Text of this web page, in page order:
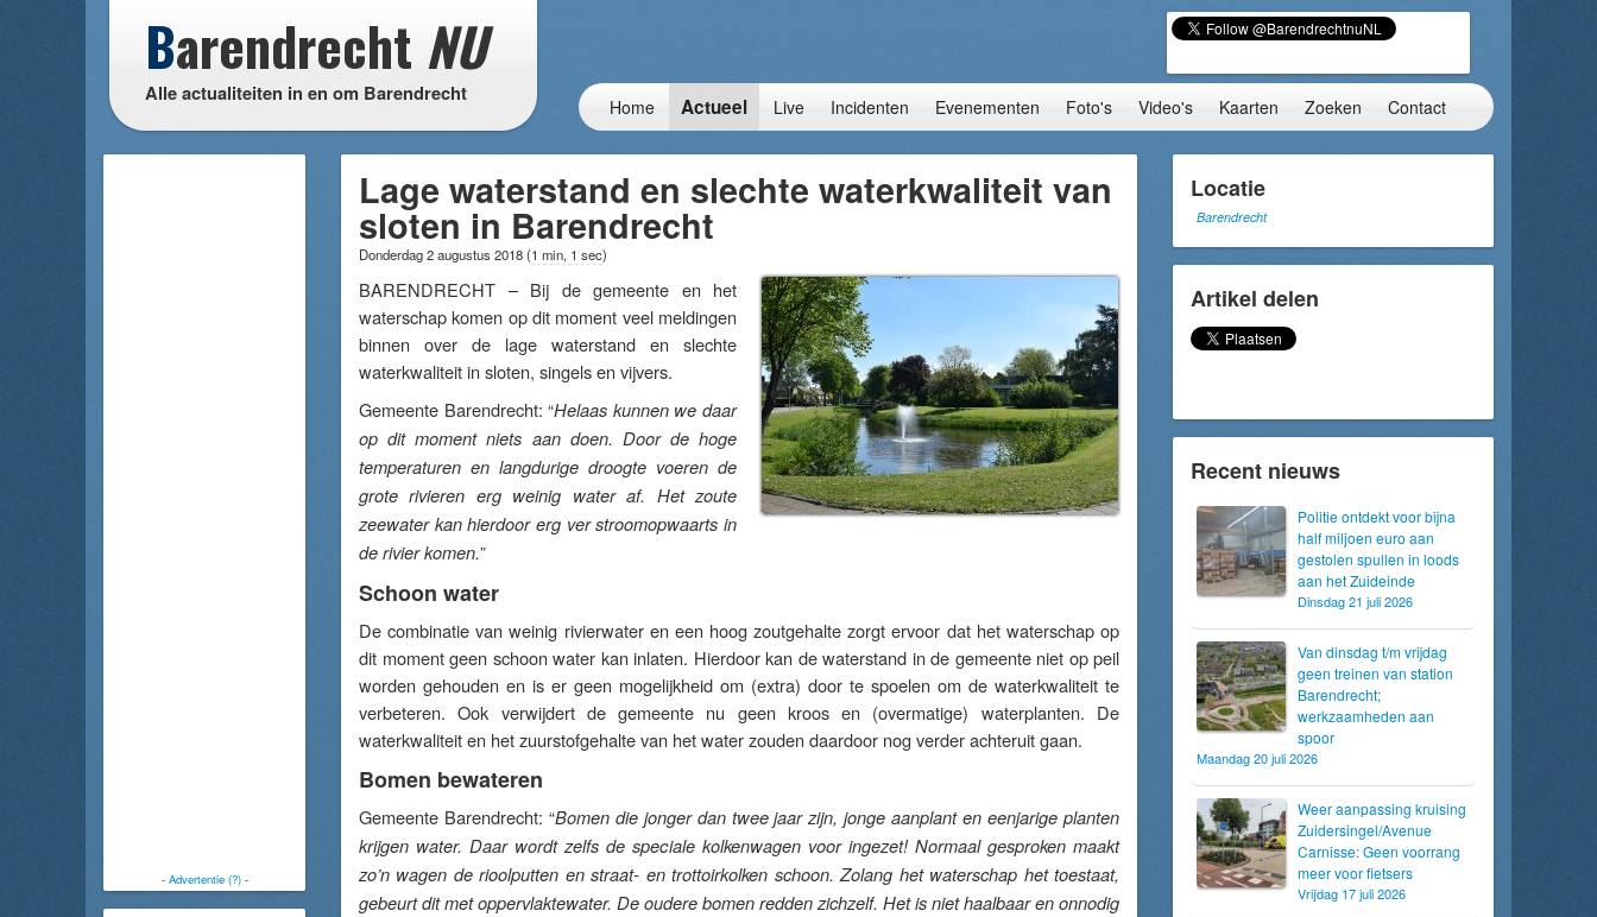
Barendrecht NU
Alle actualiteiten in en om Barendrecht
Home Actueel Live Incidenten Evenementen Foto's Video's Kaarten Zoeken Contact
- Advertentie (?)-
Lage waterstand en slechte waterkwaliteit van
sloten in Barendrecht
Donderdag 2 augustus 2018(1 min, 1 sec)
BARENDRECHT – Bij de gemeente en het
waterschap komen op dit moment veel meldingen
binnen over de lage waterstand en slechte
waterkwaliteit in sloten, singels en vijvers.
Gemeente Barendrecht: “Helaas kunnen we daar
op dit moment niets aan doen. Door de hoge
temperaturen en langdurige droogte voeren de
grote rivieren erg weinig water af. Het zoute
zeewater kan hierdoor erg ver stroomopwaarts in
de rivier komen.”
Schoon water
De combinatie van weinig rivierwater en een hoog zoutgehalte zorgt ervoor dat het waterschap op
dit moment geen schoon water kan inlaten. Hierdoor kan de waterstand in de gemeente niet op peil
worden gehouden en is er geen mogelijkheid om (extra) door te spoelen om de waterkwaliteit te
verbeteren. Ook verwijdert de gemeente nu geen kroos en (overmatige) waterplanten. De
waterkwaliteit en het zuurstofgehalte van het water zouden daardoor nog verder achteruit gaan.
Bomen bewateren
Gemeente Barendrecht: “Bomen die jonger dan twee jaar zijn, jonge aanplant en eenjarige planten
krijgen water. Daar wordt zelfs de speciale kolkenwagen voor ingezet! Normaal gesproken maakt
zo’n wagen de rioolputten en straat- en trottoirkolken schoon. Zolang het waterschap het toestaat,
gebeurt dit met oppervlaktewater. De oudere bomen redden zichzelf. Het is niet haalbaar en onnodig
Locatie
Barendrecht
Artikel delen
Recent nieuws
Politie ontdekt voor bijna
half miljoen euro aan
gestolen spullen in loods
aan het Zuideinde
Dinsdag 21 juli 2026
Van dinsdag t/m vrijdag
geen treinen van station
Barendrecht;
werkzaamheden aan
spoor
Maandag 20 juli 2026
Weer aanpassing kruising
Zuidersingel/Avenue
Carnisse: Geen voorrang
meer voor fietsers
Vrijdag 17 juli 2026